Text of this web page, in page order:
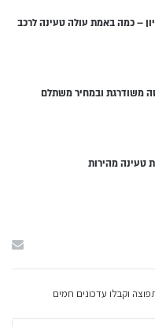
– כמה באמת עולה טעינה לרכב
טעינה מהירות
וקבלו עדכונים חמים